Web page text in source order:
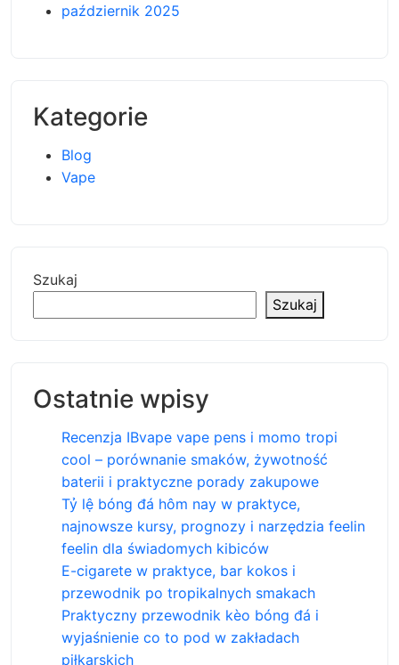
październik 2025
Kategorie
Blog
Vape
Szukaj
Szukaj
Ostatnie wpisy
Recenzja IBvape vape pens i momo tropi
cool – porównanie smaków, żywotność
baterii i praktyczne porady zakupowe
Tỷ lệ bóng đá hôm nay w praktyce,
najnowsze kursy, prognozy i narzędzia feelin
feelin dla świadomych kibiców
E-cigarete w praktyce, bar kokos i
przewodnik po tropikalnych smakach
Praktyczny przewodnik kèo bóng đá i
wyjaśnienie co to pod w zakładach
piłkarskich